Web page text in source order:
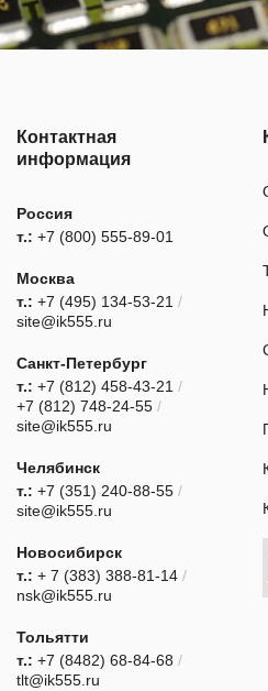
Контактная
информация
Россия
т.: +7 (800) 555-89-01
Москва
т.: +7 (495) 134-53-21 /
site@ik555.ru
Санкт-Петербург
т.: +7 (812) 458-43-21 /
+7 (812) 748-24-55 /
site@ik555.ru
Челябинск
т.: +7 (351) 240-88-55 /
site@ik555.ru
Новосибирск
т.: + 7 (383) 388-81-14 /
nsk@ik555.ru
Тольятти
т.: +7 (8482) 68-84-68 /
tlt@ik555.ru